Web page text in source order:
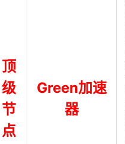
顶
级
节
点
Green加速
器